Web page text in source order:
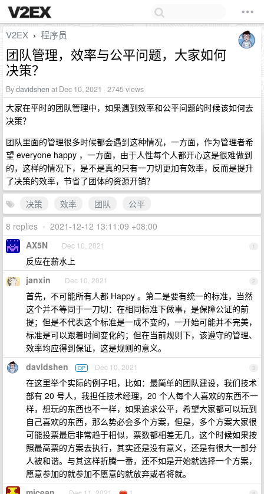
V2EX › 程序员
团队管理，效率与公平问题，大家如何
决策？
Bydavidshen at Dec 10, 2021 · 2745 views
大家在平时的团队管理中，如果遇到效率和公平问题的时候该如何去
决策？
团队里面的管理很多时候都会遇到这种情况，一方面，作为管理者希
望 everyone happy ，一方面，由于人性每个人都开心这是很难做到
的，这样的情况下，是不是真的只有一刀切更加有效率，反而是提升
了决策的效率，节省了团体的资源开销？
决策
效率 团队
公平
8 replies • 2021-12-12 13:11:09 +08:00
1
AX5N Dec 10, 2021
反应在薪水上
2
janxin Dec 10, 2021
首先，不可能所有人都 Happy 。第二是要有统一的标准，当然
这个并不等同于一刀切：在相同标准下做事，是保障公证的前
提；但是不代表这个标准是一成不变的，一开始可能并不完美，
标准是可以跟着时间变化的；但在当前规则下，该遵守的管理、
效率均应得到保证，这是规则的意义。
3
davidshen OP Dec 10, 2021
在这里举个实际的例子吧，比如：最简单的团队建设，我们技术
部有 20 号人，我担任技术经理，20 个人每个人喜欢的东西不一
样，想玩的东西也不一样，如果追求公平，希望大家都可以玩到
自己喜欢的东西，那么势必会多个方案，但是，多个方案大家很
可能投票最后非常趋于相似，票数都相差无几，这个时候如果按
照最高票的方案去执行，其实还是没有意义，还是有很大一部分
人被和谐。与其这样折腾一番，还不如是开始就选择一个方案，
愿意参加的就参加不愿意的就放弃或者将就。